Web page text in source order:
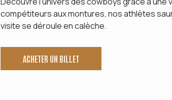
compétiteurs aux montures, nos athlètes
visite se déroule en calèche.
ACHETER UN BILLET